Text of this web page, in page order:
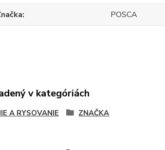
POSCA
v kategóriách
A RYSOVANIE ZNAČKA